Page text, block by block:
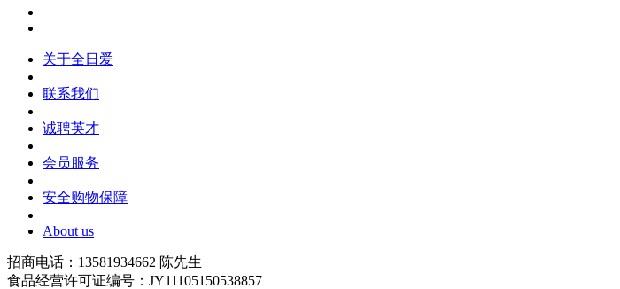
关于全日爱
联系我们
诚聘英才
会员服务
安全购物保障
About us
招商电话：13581934662 陈先生
食品经营许可证编号：JY11105150538857